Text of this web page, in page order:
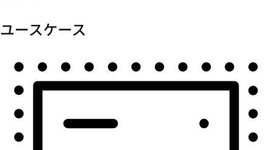
ユースケース